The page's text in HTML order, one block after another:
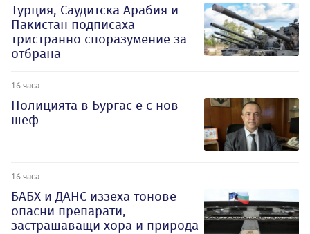
Турция, Саудитска Арабия и
Пакистан подписаха
тристранно споразумение за
отбрана
16 часа
Полицията в Бургас е с нов
шеф
16 часа
БАБХ и ДАНС иззеха тонове
опасни препарати,
застрашаващи хора и природа